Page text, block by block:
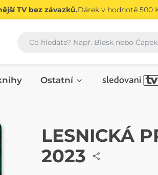
TV bez závazků.Dárek v hodnotě 500
Vyhledávání
Ostatní
ČASOPIS
LESNICKÁ
2023